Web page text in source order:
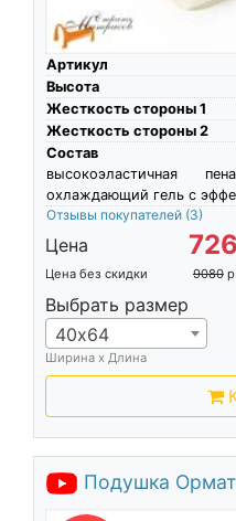
Артикул
Высота
Жесткость стороны 1
Жесткость стороны 2
Состав
высокоэластичная
охлаждающий гель с
Отзывы покупателей (3)
Цена
Цена без скидки 9080
Выбрать размер
40х64
Ширина х Длина
Подушка